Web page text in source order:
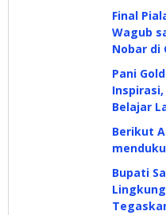
Final
Wagub
Nobar di
Pani
Belajar
Industri
Berikut
Bupati